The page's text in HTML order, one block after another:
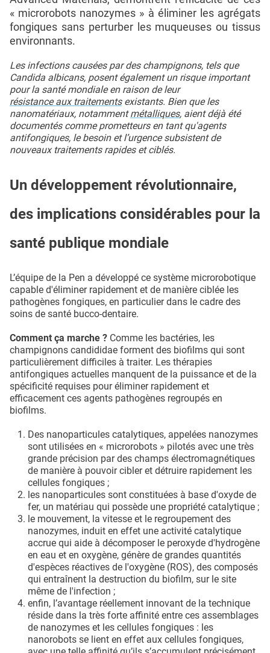
« microrobots nanozymes » à éliminer les agrégats
fongiques sans perturber les muqueuses ou tissus
environnants.
Les infections causées par des champignons, tels que
Candida albicans, posent également un risque important
pour la santé mondiale en raison de leur
résistance aux traitementsexistants. Bien que les
nanomatériaux, notammentmétalliques, aient déjà été
documentés comme prometteurs en tant qu'agents
antifongiques, le besoin et l’urgence subsistent de
nouveaux traitements rapides et ciblés.
Un développement révolutionnaire,
des implications considérables pour la
santé publique mondiale
L’équipe de la Pen a développé ce système microrobotique
capable d'éliminer rapidement et de manière ciblée les
pathogènes fongiques, en particulier dans le cadre des
soins de santé bucco-dentaire.
Comment ça marche ? Comme les bactéries, les
champignons candididae forment des biofilms qui sont
particulièrement difficiles à traiter. Les thérapies
antifongiques actuelles manquent de la puissance et de la
spécificité requises pour éliminer rapidement et
efficacement ces agents pathogènes regroupés en
biofilms.
Des nanoparticules catalytiques, appelées nanozymes
sont utilisées en « microrobots » pilotés avec une très
grande précision par des champs électromagnétiques
de manière à pouvoir cibler et détruire rapidement les
cellules fongiques ;
les nanoparticules sont constituées à base d'oxyde de
fer, un matériau qui possède une propriété catalytique ;
le mouvement, la vitesse et le regroupement des
nanozymes, induit en effet une activité catalytique
accrue qui aide à décomposer le peroxyde d'hydrogène
en eau et en oxygène, génère de grandes quantités
d'espèces réactives de l'oxygène (ROS), des composés
qui entraînent la destruction du biofilm, sur le site
même de l'infection ;
enfin, l’avantage réellement innovant de la technique
réside dans la très forte affinité entre ces assemblages
de nanozymes et les cellules fongiques : les
nanorobots se lient en effet aux cellules fongiques,